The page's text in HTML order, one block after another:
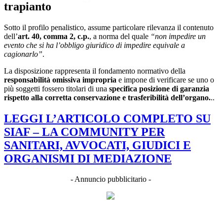
trapianto
Sotto il profilo penalistico, assume particolare rilevanza il contenuto
dell’art. 40, comma 2, c.p., a norma del quale “non impedire un
evento che si ha l’obbligo giuridico di impedire equivale a
cagionarlo”.
La disposizione rappresenta il fondamento normativo della
responsabilità omissiva impropria e impone di verificare se uno o
più soggetti fossero titolari di una specifica posizione di garanzia
rispetto alla corretta conservazione e trasferibilità dell’organo...
LEGGI L’ARTICOLO COMPLETO SU
SIAF – LA COMMUNITY PER
SANITARI, AVVOCATI, GIUDICI E
ORGANISMI DI MEDIAZIONE
- Annuncio pubblicitario -